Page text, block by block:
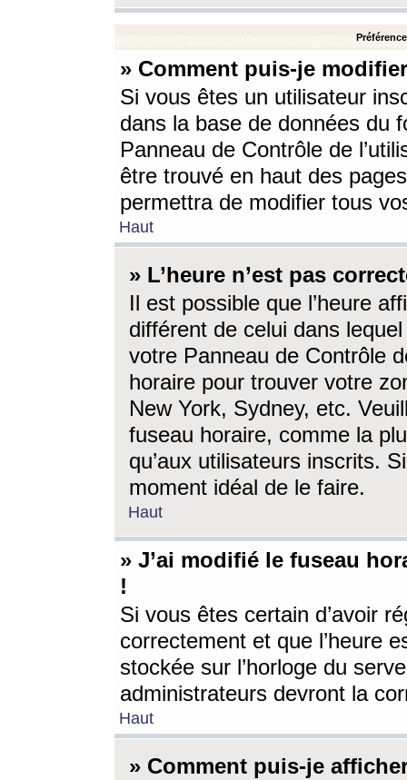
» Comment puis-je
Si vous êtes un utilisateur
dans la base de données du
Panneau de Contrôle de
être trouvé en haut des
permettra de modifier tous
Haut
» L’heure n’est pas
Il est possible que l’heure
différent de celui dans
votre Panneau de Contrôle
horaire pour trouver votre
New York, Sydney, etc.
fuseau horaire, comme la
qu’aux utilisateurs inscrits.
moment idéal de le faire.
Haut
» J’ai modifié le fuseau
!
Si vous êtes certain d’avoir
correctement et que l’heure
stockée sur l’horloge du
administrateurs devront la
Haut
» Comment puis-je